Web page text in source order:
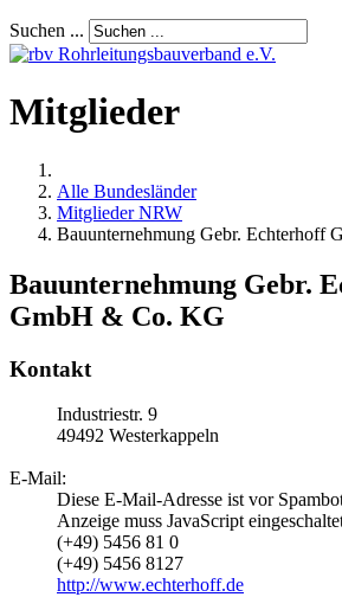
Suchen ...
Mitglieder
Alle Bundesländer
Mitglieder NRW
Bauunternehmung Gebr. Echterhoff
Bauunternehmung Gebr.
GmbH & Co. KG
Kontakt
Industriestr. 9
49492 Westerkappeln
E-Mail:
Diese E-Mail-Adresse ist vor
Anzeige muss JavaScript
(+49) 5456 81 0
(+49) 5456 8127
http://www.echterhoff.de